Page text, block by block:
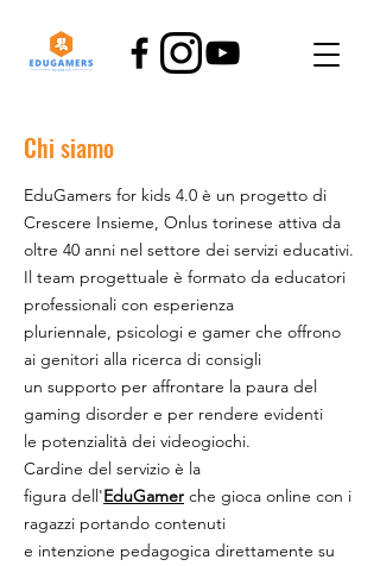
Chi siamo
EduGamers for kids 4.0 è un progetto di
Crescere Insieme, Onlus torinese attiva da
oltre 40 anni nel settore dei servizi educativi.
Il team progettuale è formato da educatori
professionali con esperienza
pluriennale, psicologi e gamer che offrono
ai genitori alla ricerca di consigli
un supporto per affrontare la paura del
gaming disorder e per rendere evidenti
le potenzialità dei videogiochi.
Cardine del servizio è la
figura dell'EduGamer che gioca online con i
ragazzi portando contenuti
e intenzione pedagogica direttamente su